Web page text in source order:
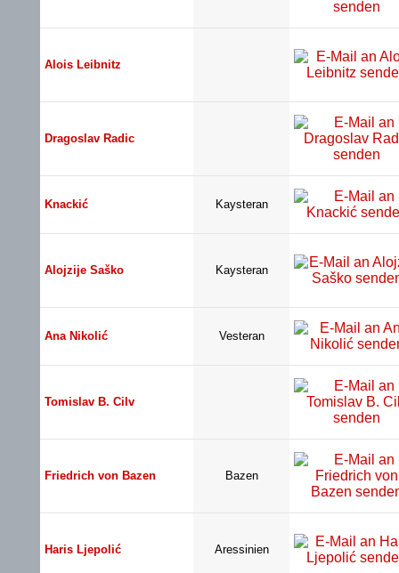
Alois Leibnitz
Dragoslav Radic
Knackić Kaysteran
Alojzije Saško Kaysteran
Ana Nikolić Vesteran
Tomislav B. Cilv
Friedrich von Bazen Bazen
Haris Ljepolić Aressinien